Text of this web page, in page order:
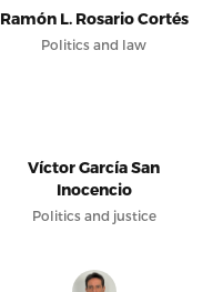
Ramón L. Rosario Cortés
Politics and law
Víctor García San
Inocencio
Politics and justice